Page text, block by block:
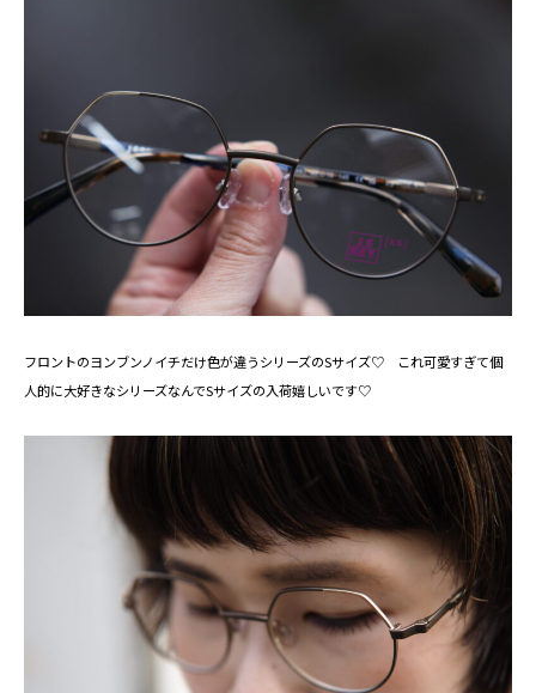
フロントのヨンブンノイチだけ色が違うシリーズのSサイズ♡ これ可愛すぎて個
人的に大好きなシリーズなんでSサイズの入荷嬉しいです♡